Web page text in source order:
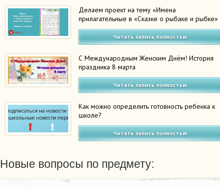
Делаем проект на тему «Имена
прилагательные в «Сказке о рыбаке и рыбке»
Читать запись полностью
С Международным Женским Днём! История
праздника 8 марта
Читать запись полностью
Как можно определить готовность ребенка к
школе?
Читать запись полностью
Новые вопросы по предмету: